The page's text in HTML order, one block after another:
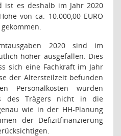
ist es deshalb im Jahr 2020
von ca. 10.000,00 EURO
2020 sind im
höher ausgefallen. Dies
sich eine Fachkraft im Jahr
der Altersteilzeit befunden
Personalkosten wurden
des Trägers nicht in die
wie in der HH-Planung
der Defizitfinanzierung